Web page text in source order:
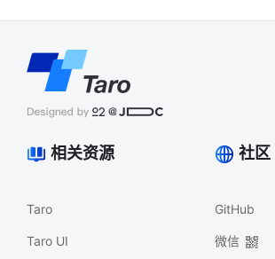
相关资源
Taro
Taro UI
社区
GitHub
微信